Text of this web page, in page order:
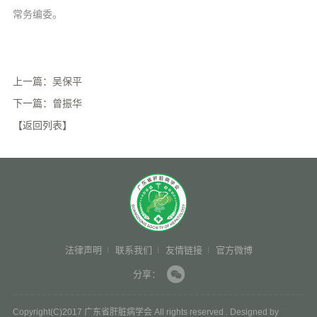
常务编委。
上一篇：吴保平
下一篇：曾振华
【返回列表】
法律声明 联系我们 友情链接 官方微博
分享：
Copyright(C)2017 广东省肝脏病学会 All rights reserved . Designed by